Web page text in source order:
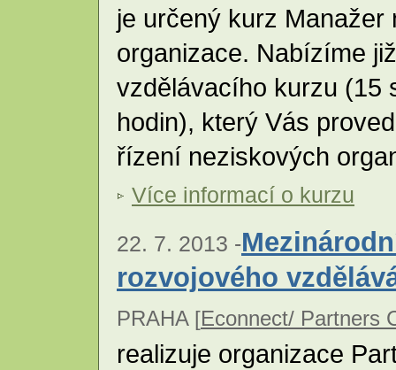
je určený kurz
organizace. Nabízíme
vzdělávacího kurzu (15
hodin), který Vás
řízení neziskových
Více informací o kurzu
22. 7. 2013 -
rozvojového
PRAHA [Econnect/ Partners
realizuje organizace